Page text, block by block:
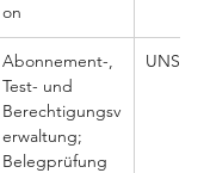
on
Abonnement-,
Test- und
Berechtigungsv
erwaltung;
Belegprüfung
UNS